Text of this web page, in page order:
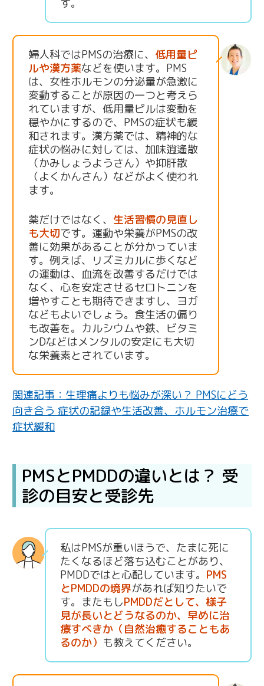
す。
婦人科ではPMSの治療に、 低用量ピ
ルや漢方薬などを使います。PMS
は、女性ホルモンの分泌量が急激に
変動することが原因の一つと考えら
れていますが、低用量ピルは変動を
穏やかにするので、PMSの症状も緩
和されます。漢方薬では、精神的な
症状の悩みに対しては、加味逍遙散
（かみしょうようさん）や抑肝散
（よくかんさん）などがよく使われ
ます。
薬だけではなく、 生活習慣の見直し
も大切です。運動や栄養がPMSの改
善に効果があることが分かっていま
す。例えば、リズミカルに歩くなど
の運動は、血流を改善するだけでは
なく、心を安定させるセロトニンを
増やすことも期待できますし、ヨガ
などもよいでしょう。食生活の偏り
も改善を。カルシウムや鉄、ビタミ
ンDなどはメンタルの安定にも大切
な栄養素とされています。
関連記事：生理痛よりも悩みが深い？ PMSにどう
向き合う 症状の記録や生活改善、ホルモン治療で
症状緩和
PMSとPMDDの違いとは？ 受
診の目安と受診先
私はPMSが重いほうで、たまに死に
たくなるほど落ち込むことがあり、
PMDDではと心配しています。 PMS
とPMDDの境界があれば知りたいで
す。またもしPMDDだとして、様子
見が長いとどうなるのか、早めに治
療すべきか（自然治癒することもあ
るのか） も教えてください。